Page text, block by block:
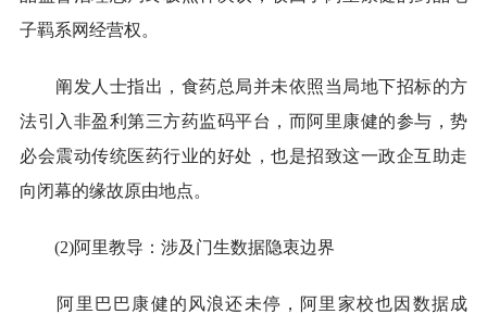
子羁系网经营权。
阐发人士指出，食药总局并未依照当局地下招标的方
法引入非盈利第三方药监码平台，而阿里康健的参与，势
必会震动传统医药行业的好处，也是招致这一政企互助走
向闭幕的缘故原由地点。
(2)阿里教导：涉及门生数据隐衷边界
阿里巴巴康健的风浪还未停，阿里家校也因数据成